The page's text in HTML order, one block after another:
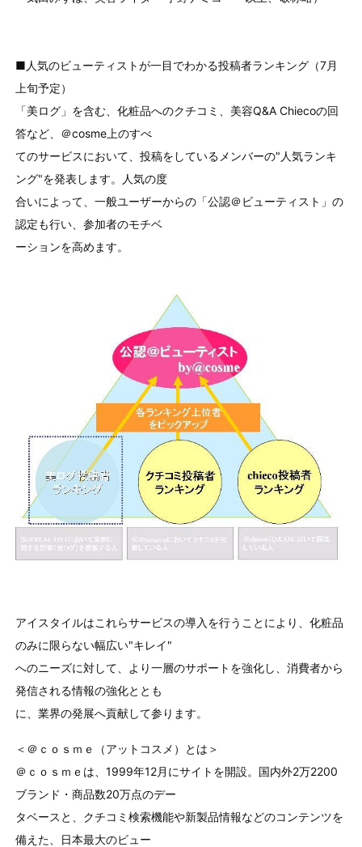
■人気のビューティストが一目でわかる投稿者ランキング（7月
上旬予定）
「美ログ」を含む、化粧品へのクチコミ、美容Q&A Chiecoの回
答など、＠cosme上のすべ
てのサービスにおいて、投稿をしているメンバーの"人気ランキ
ング"を発表します。人気の度
合いによって、一般ユーザーからの「公認＠ビューティスト」の
認定も行い、参加者のモチベ
ーションを高めます。
アイスタイルはこれらサービスの導入を行うことにより、化粧品
のみに限らない幅広い"キレイ"
へのニーズに対して、より一層のサポートを強化し、消費者から
発信される情報の強化ととも
に、業界の発展へ貢献して参ります。
＜＠ｃｏｓｍｅ（アットコスメ）とは＞
＠ｃｏｓｍｅは、1999年12月にサイトを開設。国内外2万2200
ブランド・商品数20万点のデー
タベースと、クチコミ検索機能や新製品情報などのコンテンツを
備えた、日本最大のビュー